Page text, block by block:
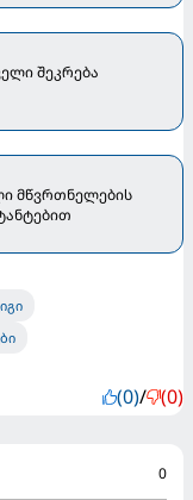
შეკრება
მწვრთნელების
(0)/ (0)
0